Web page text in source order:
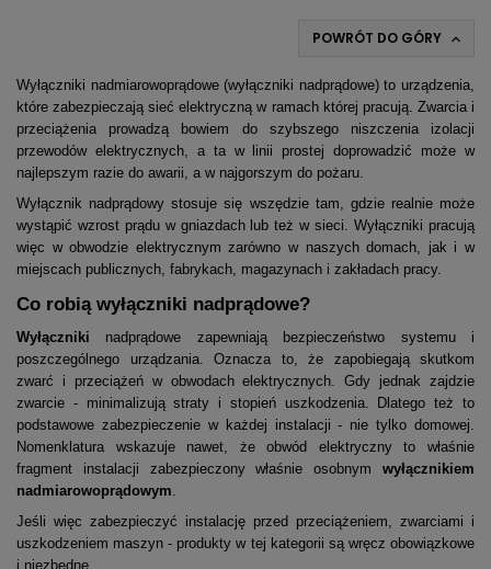
POWRÓT DO GÓRY 
Wyłączniki nadmiarowoprądowe (wyłączniki nadprądowe) to urządzenia,
które zabezpieczają sieć elektryczną w ramach której pracują. Zwarcia i
przeciążenia prowadzą bowiem do szybszego niszczenia izolacji
przewodów elektrycznych, a ta w linii prostej doprowadzić może w
najlepszym razie do awarii, a w najgorszym do pożaru.
Wyłącznik nadprądowy stosuje się wszędzie tam, gdzie realnie może
wystąpić wzrost prądu w gniazdach lub też w sieci. Wyłączniki pracują
więc w obwodzie elektrycznym zarówno w naszych domach, jak i w
miejscach publicznych, fabrykach, magazynach i zakładach pracy.
Co robią wyłączniki nadprądowe?
Wyłączniki nadprądowe zapewniają bezpieczeństwo systemu i
poszczególnego urządzania. Oznacza to, że zapobiegają skutkom
zwarć i przeciążeń w obwodach elektrycznych. Gdy jednak zajdzie
zwarcie - minimalizują straty i stopień uszkodzenia. Dlatego też to
podstawowe zabezpieczenie w każdej instalacji - nie tylko domowej.
Nomenklatura wskazuje nawet, że obwód elektryczny to właśnie
fragment instalacji zabezpieczony właśnie osobnym wyłącznikiem
nadmiarowoprądowym.
Jeśli więc zabezpieczyć instalację przed przeciążeniem, zwarciami i
uszkodzeniem maszyn - produkty w tej kategorii są wręcz obowiązkowe
i niezbędne.